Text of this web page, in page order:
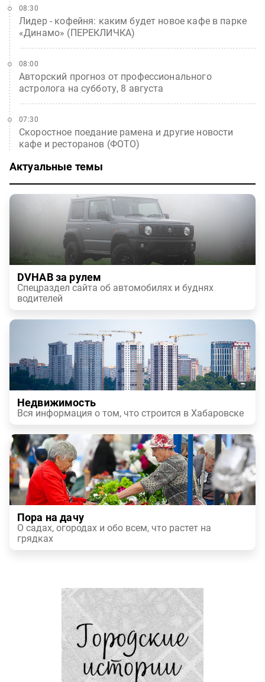
Лидер - кофейня: каким будет новое кафе в парке
«Динамо» (ПЕРЕКЛИЧКА)
08:30
Авторский прогноз от профессионального
астролога на субботу, 8 августа
08:00
Скоростное поедание рамена и другие новости
кафе и ресторанов (ФОТО)
07:30
Актуальные темы
DVHAB за рулем
Спецраздел сайта об автомобилях и буднях
водителей
Недвижимость
Вся информация о том, что строится в Хабаровске
Пора на дачу
О садах, огородах и обо всем, что растет на
грядках